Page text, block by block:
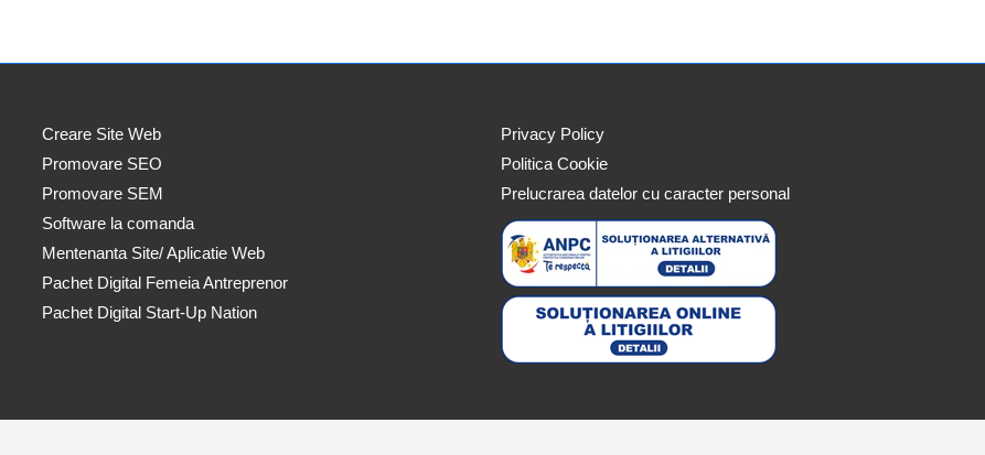
Creare Site Web
Promovare SEO
Promovare SEM
Software la comanda
Mentenanta Site/ Aplicatie Web
Pachet Digital Femeia Antreprenor
Pachet Digital Start-Up Nation
Privacy Policy
Politica Cookie
Prelucrarea datelor cu caracter personal